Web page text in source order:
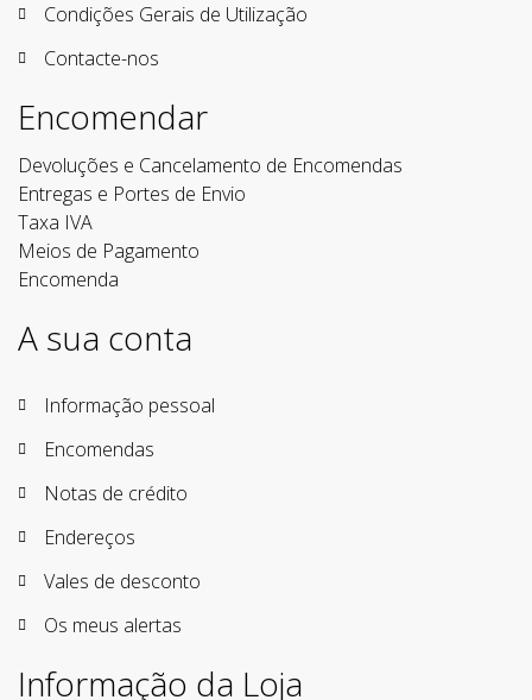
Condições Gerais de Utilização
Contacte-nos
Encomendar
Devoluções e Cancelamento de Encomendas
Entregas e Portes de Envio
Taxa IVA
Meios de Pagamento
Encomenda
A sua conta
Informação pessoal
Encomendas
Notas de crédito
Endereços
Vales de desconto
Os meus alertas
Informação da Loja